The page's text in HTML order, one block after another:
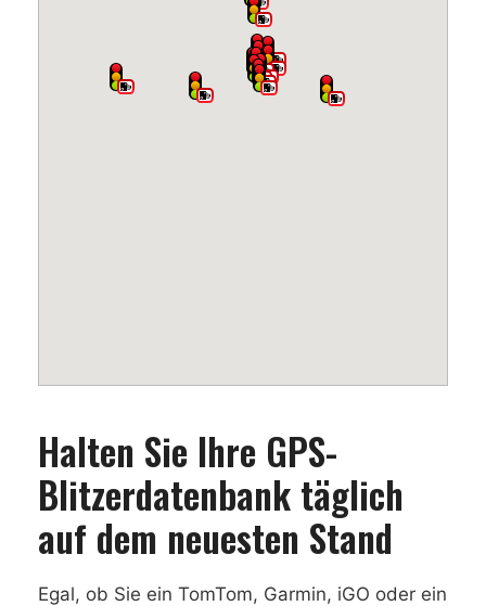
Halten Sie Ihre GPS-
Blitzerdatenbank täglich
auf dem neuesten Stand
Egal, ob Sie ein TomTom, Garmin, iGO oder ein